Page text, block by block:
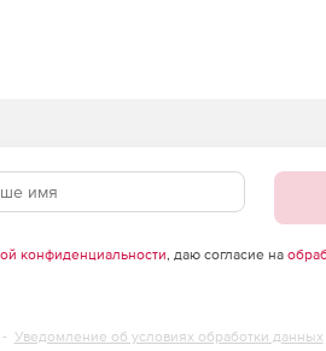
конфиденциальности, даю согласие на
Уведомление об условиях обработки данных